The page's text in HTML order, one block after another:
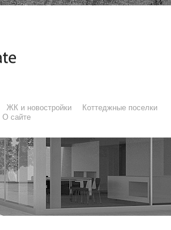
ЖК и новостройки
Коттеджные поселки
О сайте